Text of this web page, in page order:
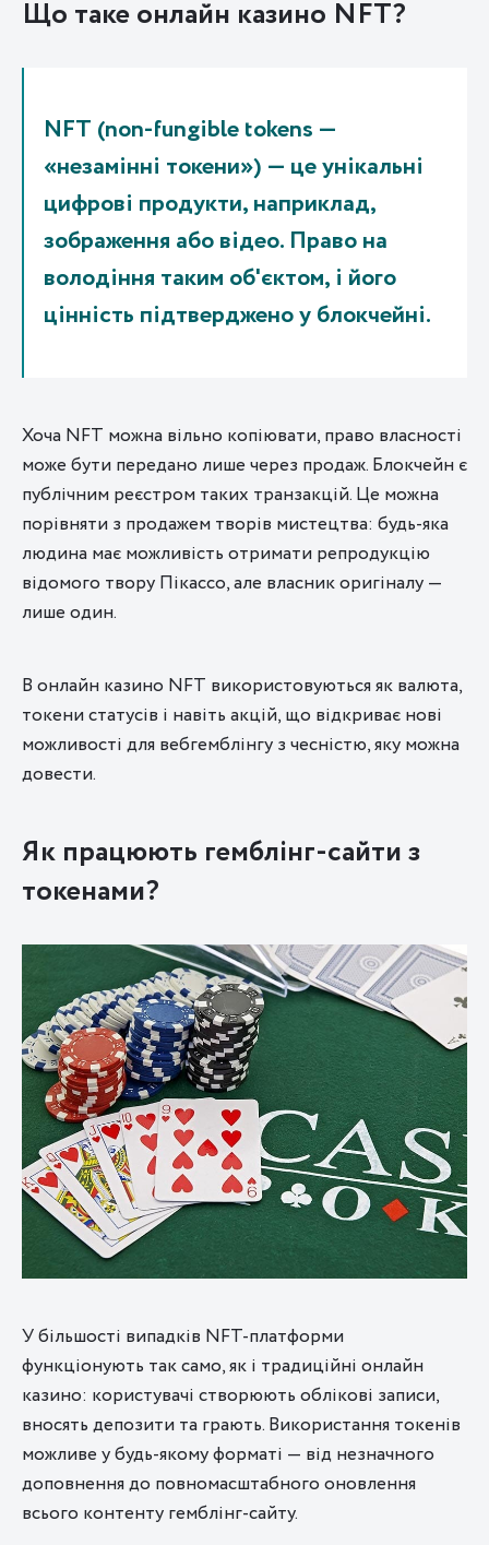
Що таке онлайн казино NFT?
NFT (non-fungible tokens —
«незамінні токени») — це унікальні
цифрові продукти, наприклад,
зображення або відео. Право на
володіння таким об'єктом, і його
цінність підтверджено у блокчейні.
Хоча NFT можна вільно копіювати, право власності
може бути передано лише через продаж. Блокчейн є
публічним реєстром таких транзакцій. Це можна
порівняти з продажем творів мистецтва: будь-яка
людина має можливість отримати репродукцію
відомого твору Пікассо, але власник оригіналу —
лише один.
В онлайн казино NFT використовуються як валюта,
токени статусів і навіть акцій, що відкриває нові
можливості для вебгемблінгу з чесністю, яку можна
довести.
Як працюють гемблінг-сайти з
токенами?
У більшості випадків NFT-платформи
функціонують так само, як і традиційні онлайн
казино: користувачі створюють облікові записи,
вносять депозити та грають. Використання токенів
можливе у будь-якому форматі — від незначного
доповнення до повномасштабного оновлення
всього контенту гемблінг-сайту.